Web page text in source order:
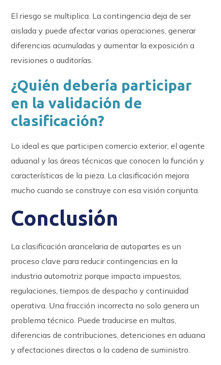
El riesgo se multiplica. La contingencia deja de ser
aislada y puede afectar varias operaciones, generar
diferencias acumuladas y aumentar la exposición a
revisiones o auditorías.
¿Quién debería participar
en la validación de
clasificación?
Lo ideal es que participen comercio exterior, el agente
aduanal y las áreas técnicas que conocen la función y
características de la pieza. La clasificación mejora
mucho cuando se construye con esa visión conjunta.
Conclusión
La clasificación arancelaria de autopartes es un
proceso clave para reducir contingencias en la
industria automotriz porque impacta impuestos,
regulaciones, tiempos de despacho y continuidad
operativa. Una fracción incorrecta no solo genera un
problema técnico. Puede traducirse en multas,
diferencias de contribuciones, detenciones en aduana
y afectaciones directas a la cadena de suministro.